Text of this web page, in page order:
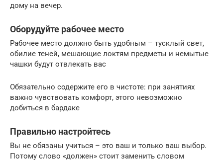
дому на вечер.
Оборудуйте рабочее место
Рабочее место должно быть удобным – тусклый свет,
обилие теней, мешающие локтям предметы и немытые
чашки будут отвлекать вас
Обязательно содержите его в чистоте: при занятиях
важно чувствовать комфорт, этого невозможно
добиться в бардаке
Правильно настройтесь
Вы не обязаны учиться – это ваш и только ваш выбор.
Потому слово «должен» стоит заменить словом